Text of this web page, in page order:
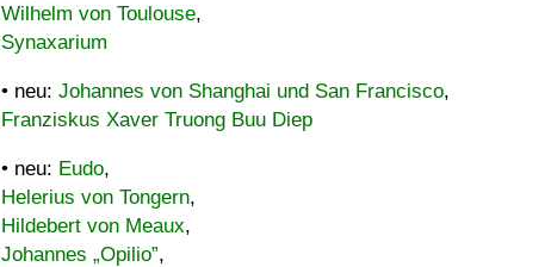
Wilhelm von Toulouse,
Synaxarium
• neu: Johannes von Shanghai und San Francisco,
Franziskus Xaver Truong Buu Diep
• neu: Eudo,
Helerius von Tongern,
Hildebert von Meaux,
Johannes „Opilio”,